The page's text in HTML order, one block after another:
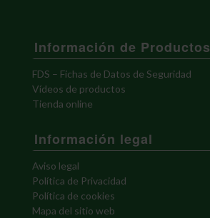
Información de Productos
FDS – Fichas de Datos de Seguridad
Vídeos de productos
Tienda online
Información legal
Aviso legal
Política de Privacidad
Política de cookies
Mapa del sitio web